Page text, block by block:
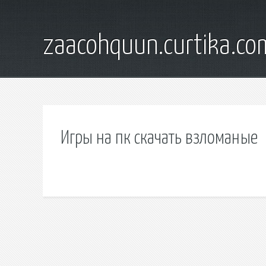
Игры на пк скачать взломаные